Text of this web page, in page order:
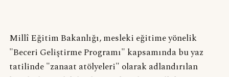
Millî Eğitim Bakanlığı, mesleki eğitime yönelik
"Beceri Geliştirme Programı" kapsamında bu yaz
tatilinde "zanaat atölyeleri" olarak adlandırılan